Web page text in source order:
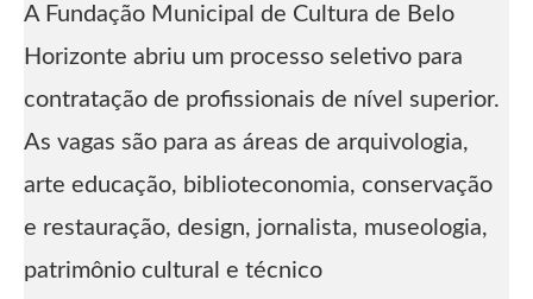
A Fundação Municipal de Cultura de Belo
Horizonte abriu um processo seletivo para
contratação de profissionais de nível superior.
As vagas são para as áreas de arquivologia,
arte educação, biblioteconomia, conservação
e restauração, design, jornalista, museologia,
patrimônio cultural e técnico